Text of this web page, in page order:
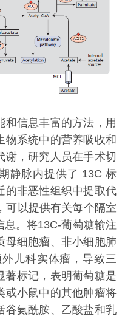
和信息丰富的方法，用
物系统中的营养吸收和
谢，研究人员在手术切
静脉内提供了 13C 标
的非恶性组织中提取代
可以提供有关每个隔室
。将13C-葡萄糖输注
母细胞瘤、非小细胞肺
儿科实体瘤，导致三
著标记，表明葡萄糖是
或小鼠中的其他肿瘤将
谷氨酰胺、乙酸盐和乳